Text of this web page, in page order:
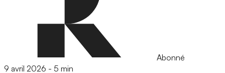
Abonné
9 avril 2026 - 5 min